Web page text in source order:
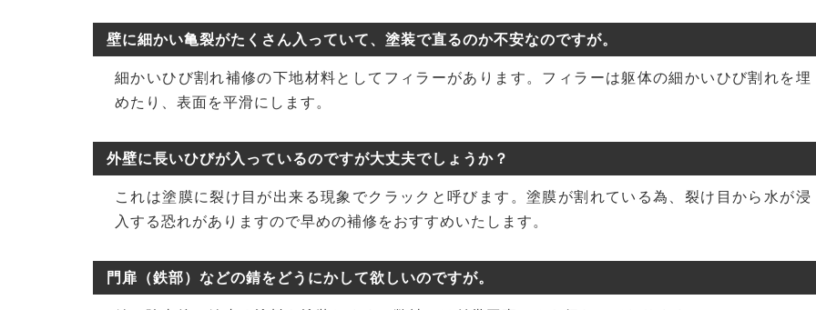
壁に細かい亀裂がたくさん入っていて、塗装で直るのか不安なのですが。
細かいひび割れ補修の下地材料としてフィラーがあります。フィラーは躯体の細かいひび割れを埋
めたり、表面を平滑にします。
外壁に長いひびが入っているのですが大丈夫でしょうか？
これは塗膜に裂け目が出来る現象でクラックと呼びます。塗膜が割れている為、裂け目から水が浸
入する恐れがありますので早めの補修をおすすめいたします。
門扉（鉄部）などの錆をどうにかして欲しいのですが。